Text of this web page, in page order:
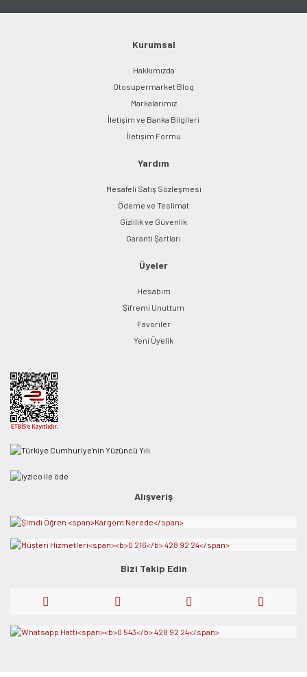
Kurumsal
Hakkımızda
Otosupermarket Blog
Markalarımız
İletişim ve Banka Bilgileri
İletişim Formu
Yardım
Mesafeli Satış Sözleşmesi
Ödeme ve Teslimat
Gizlilik ve Güvenlik
Garanti Şartları
Üyeler
Hesabım
Şifremi Unuttum
Favoriler
Yeni Üyelik
Alışveriş
Bizi Takip Edin